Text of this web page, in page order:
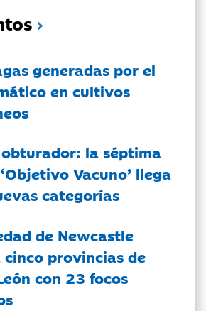
generadas por el
en cultivos
la séptima
Vacuno’ llega
categorías
de Newcastle
provincias de
con 23 focos